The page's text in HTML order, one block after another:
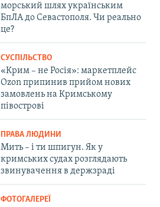
морський шлях українським
БпЛА до Севастополя. Чи реально
це?
СУСПІЛЬСТВО
«Крим – не Росія»: маркетплейс
Ozon припинив прийом нових
замовлень на Кримському
півострові
ПРАВА ЛЮДИНИ
Мить – і ти шпигун. Як у
кримських судах розглядають
звинувачення в держзраді
ФОТОГАЛЕРЕЇ